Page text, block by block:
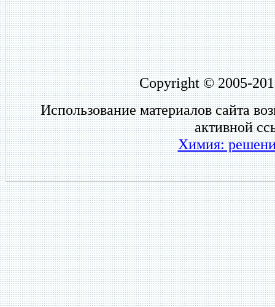
Copyright © 2005-
Использование материалов сайта
активной
Химия: